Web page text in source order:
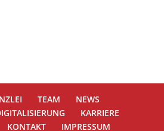
TEAM
NEWS
KARRIERE
KONTAKT IMPRESSUM